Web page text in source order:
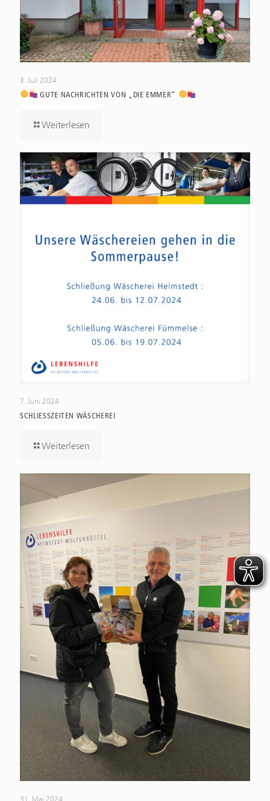
3. Juli 2024
GUTE NACHRICHTEN VON „DIE EMMER“
Weiterlesen
7. Juni 2024
SCHLIESSZEITEN WÄSCHEREI
Weiterlesen